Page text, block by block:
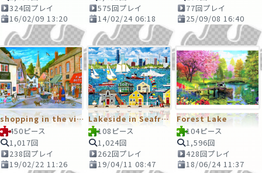
324回プレイ
16/02/09 13:20
575回プレイ
14/02/24 06:18
77回プレイ
25/09/08 16:40
shopping in the village square
450ピース
1,017回
238回プレイ
19/02/22 11:26
Lakeside in Seafront
108ピース
1,024回
262回プレイ
19/04/11 08:47
Forest Lake
104ピース
1,596回
428回プレイ
18/06/24 11:37